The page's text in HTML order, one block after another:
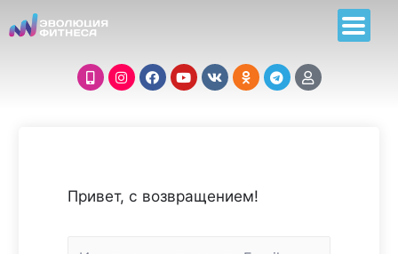
Привет, с возвращением!